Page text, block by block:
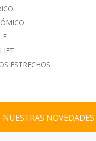
ESTRECHOS
NUESTRAS NOVEDADES: